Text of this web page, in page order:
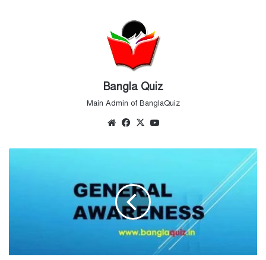
Bangla Quiz
Main Admin of BanglaQuiz
WebsiteFacebook
X